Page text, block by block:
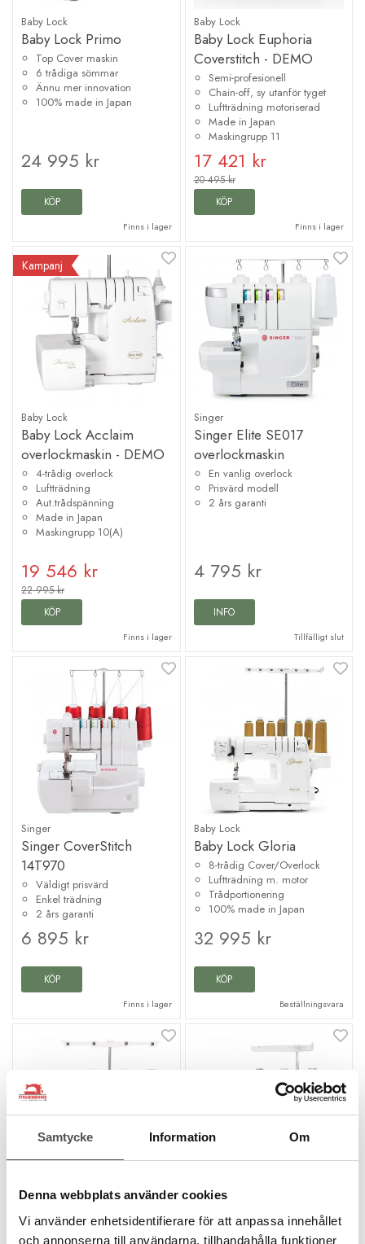
Samtycke Information Om
Denna webbplats använder cookies
Vi använder enhetsidentifierare för att anpassa innehållet
och annonserna till användarna, tillhandahålla funktioner
Baby Lock
Baby Lock Primo
Top Cover maskin
6 trådiga sömmar
Ännu mer innovation
100% made in Japan
24 995 kr
KÖP
Finns i lager
Baby Lock
Baby Lock Euphoria
Coverstitch - DEMO
Semi-profesionell
Chain-off, sy utanför tyget
Luftträdning motoriserad
Made in Japan
Maskingrupp 11
17 421 kr
20 495 kr
KÖP
Finns i lager
Kampanj
Baby Lock
Baby Lock Acclaim
overlockmaskin - DEMO
4-trådig overlock
Luftträdning
Aut.trådspänning
Made in Japan
Maskingrupp 10(A)
19 546 kr
22 995 kr
KÖP
Finns i lager
Singer
Singer Elite SE017
overlockmaskin
En vanlig overlock
Prisvärd modell
2 års garanti
4 795 kr
INFO
Tillfälligt slut
Singer
Singer CoverStitch
14T970
Väldigt prisvärd
Enkel trädning
2 års garanti
6 895 kr
KÖP
Finns i lager
Baby Lock
Baby Lock Gloria
8-trådig Cover/Overlock
Luftträdning m. motor
Trådportionering
100% made in Japan
32 995 kr
KÖP
Beställningsvara
Baby Lock
Baby Lock Acclaim
Baby Lock
Baby Lock Victory
Overlockmaskin